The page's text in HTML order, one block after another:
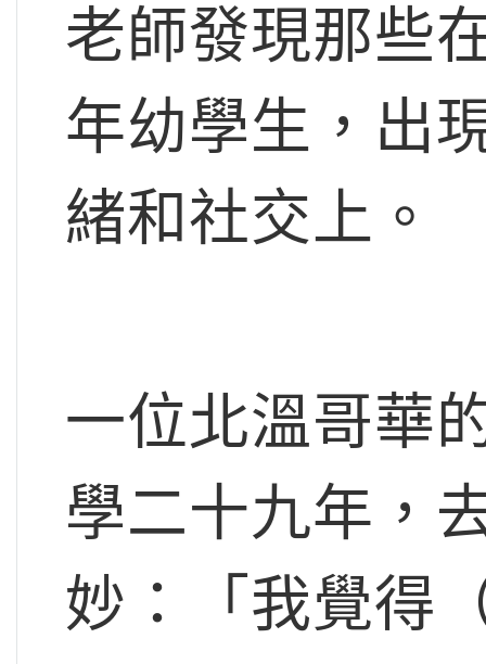
老師發現那些
年幼學生，出
緒和社交上。
一位北溫哥華
學二十九年，
妙：「我覺得